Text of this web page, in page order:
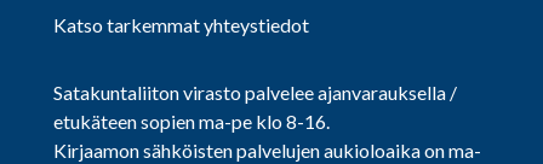
Katso tarkemmat yhteystiedot
Satakuntaliiton virasto palvelee ajanvarauksella /
etukäteen sopien ma-pe klo 8-16.
Kirjaamon sähköisten palvelujen aukioloaika on ma-